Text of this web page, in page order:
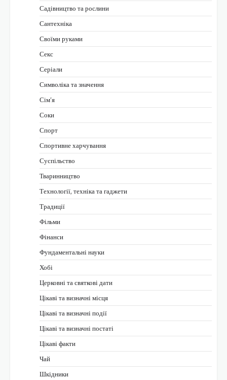
Садівництво та рослини
Сантехніка
Своїми руками
Секс
Серіали
Символіка та значення
Сім’я
Соки
Спорт
Спортивне харчування
Суспільство
Тваринництво
Технології, техніка та гаджети
Традиції
Фільми
Фінанси
Фундаментальні науки
Хобі
Церковні та святкові дати
Цікаві та визначні місця
Цікаві та визначні події
Цікаві та визначні постаті
Цікаві факти
Чай
Шкідники